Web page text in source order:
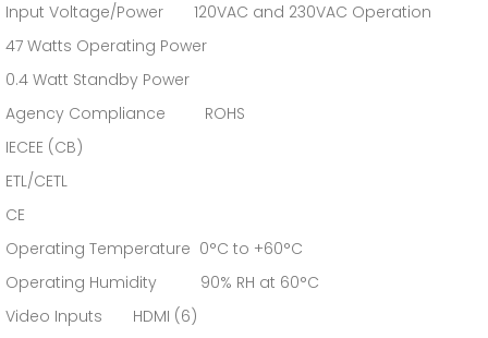
Input Voltage/Power 120VAC and 230VAC Operation
47 Watts Operating Power
0.4 Watt Standby Power
Agency Compliance ROHS
IECEE (CB)
ETL/CETL
CE
Operating Temperature 0°C to +60°C
Operating Humidity 90% RH at 60°C
Video Inputs HDMI (6)